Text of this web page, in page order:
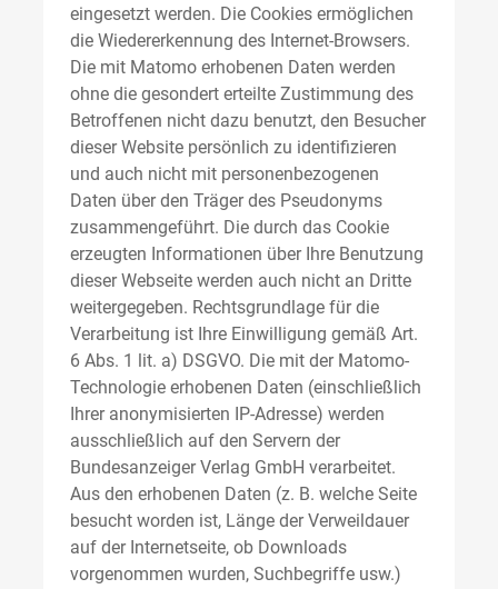
eingesetzt werden. Die Cookies ermöglichen
die Wiedererkennung des Internet-Browsers.
Die mit Matomo erhobenen Daten werden
ohne die gesondert erteilte Zustimmung des
Betroffenen nicht dazu benutzt, den Besucher
dieser Website persönlich zu identifizieren
und auch nicht mit personenbezogenen
Daten über den Träger des Pseudonyms
zusammengeführt. Die durch das Cookie
erzeugten Informationen über Ihre Benutzung
dieser Webseite werden auch nicht an Dritte
weitergegeben. Rechtsgrundlage für die
Verarbeitung ist Ihre Einwilligung gemäß Art.
6 Abs. 1 lit. a) DSGVO. Die mit der Matomo-
Technologie erhobenen Daten (einschließlich
Ihrer anonymisierten IP-Adresse) werden
ausschließlich auf den Servern der
Bundesanzeiger Verlag GmbH verarbeitet.
Aus den erhobenen Daten (z. B. welche Seite
besucht worden ist, Länge der Verweildauer
auf der Internetseite, ob Downloads
vorgenommen wurden, Suchbegriffe usw.)